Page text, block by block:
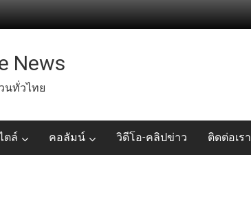
News
นทั่วไทย
ตล์ คอลัมน์ วิดีโอ-คลิปข่าว ติดต่อเรา